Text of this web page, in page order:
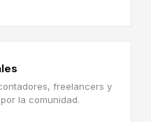
freelancers y
la comunidad.